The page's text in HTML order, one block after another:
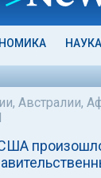
Австралии,